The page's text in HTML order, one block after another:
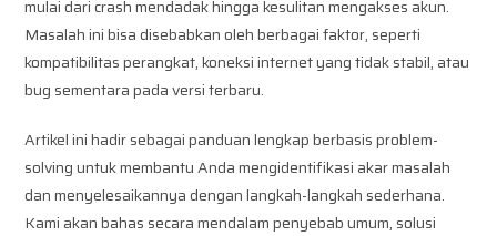
mulai dari crash mendadak hingga kesulitan mengakses akun.
Masalah ini bisa disebabkan oleh berbagai faktor, seperti
kompatibilitas perangkat, koneksi internet yang tidak stabil, atau
bug sementara pada versi terbaru.
Artikel ini hadir sebagai panduan lengkap berbasis problem-
solving untuk membantu Anda mengidentifikasi akar masalah
dan menyelesaikannya dengan langkah-langkah sederhana.
Kami akan bahas secara mendalam penyebab umum, solusi